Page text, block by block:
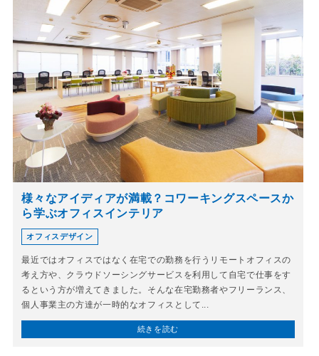
様々なアイディアが満載？コワーキングスペースか
ら学ぶオフィスインテリア
オフィスデザイン
最近ではオフィスではなく在宅での勤務を行うリモートオフィスの
考え方や、クラウドソーシングサービスを利用して自宅で仕事をす
るという方が増えてきました。そんな在宅勤務者やフリーランス、
個人事業主の方達が一時的なオフィスとして...
続きを読む